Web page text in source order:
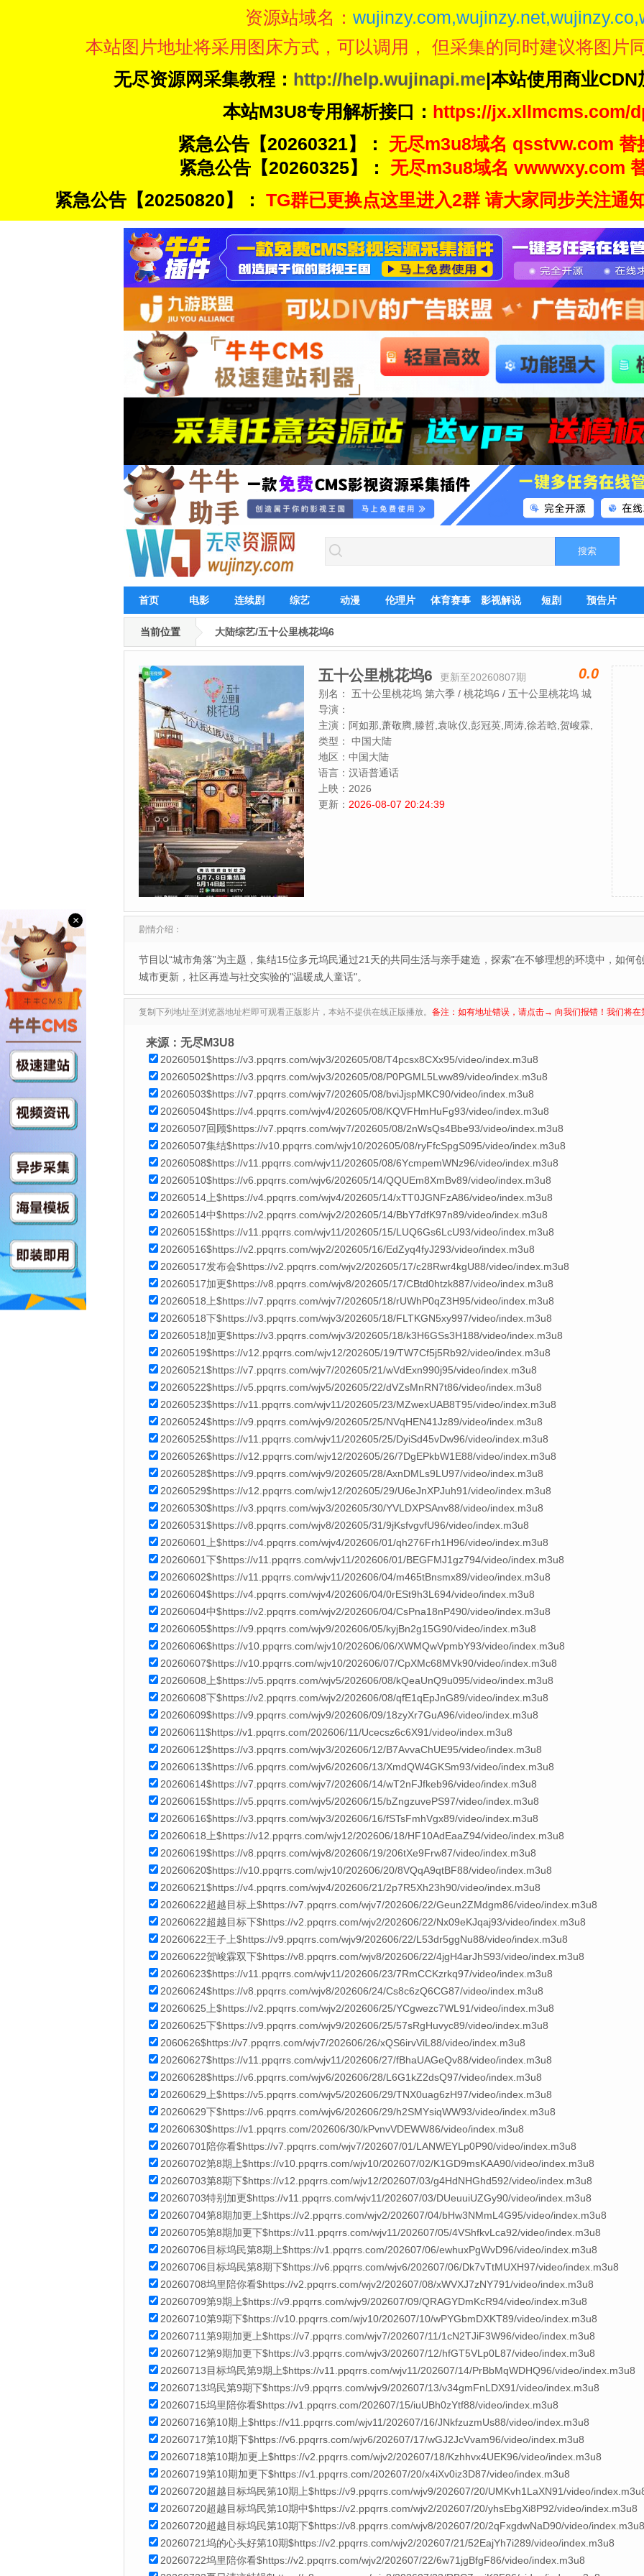
资源站域名：
本站图片地址将采用图床方式，可以调用， 但采集的同时建议将图片
无尽资源网采集教程： http://help.wujinapi.me|本站使用商业
本站M3U8专用解析接口： https://jx.xllmcms.com/
紧急公告【20260321】：
无尽m3u8域名 qsstvw.com
紧急公告【20260325】：
无尽m3u8域名 vwwwxy.com
紧急公告【20250820】：
TG群已更换点这里进入2群 请大家同步关注通
首页 电影 连续剧 综艺 动漫 伦理片 体育赛事 影视解说 短剧 预告片
当前位置 大陆综艺/五十公里桃花坞6
五十公里桃花坞6 更新至20260807期 0.0
别名：
五十公里桃花坞 第六季 / 桃花坞6 / 五十公里桃花坞 城
市角落
导演：
主演： 阿如那,萧敬腾,滕哲,袁咏仪,彭冠英,周涛,徐若晗,贺峻霖,
李雪琴,王子奇,陈鑫海,方媛,徐志胜,李嘉琦,庾恩利
类型：
中国大陆
地区： 中国大陆
语言： 汉语普通话
上映： 2026
更新： 2026-08-07 20:24:39
剧情介绍：
节目以“城市角落”为主题，集结15位多元坞民通过21天的共同生活与亲手建造，探索"在不够理想的环境中，如何
城市更新，社区再造与社交实验的"温暖成人童话"。
复制下列地址至浏览器地址栏即可观看正版影片，本站不提供在线正版播放。 备注：如有地址错误，请点击→ 向我们报错！我们将在
来源：无尽M3U8
20260501$https://v3.ppqrrs.com/wjv3/202605/08/T4pcsx8CXx95/video/index.m3u8
20260502$https://v3.ppqrrs.com/wjv3/202605/08/P0PGML5Lww89/video/index.m3u8
20260503$https://v7.ppqrrs.com/wjv7/202605/08/bviJjspMKC90/video/index.m3u8
20260504$https://v4.ppqrrs.com/wjv4/202605/08/KQVFHmHuFg93/video/index.m3u8
20260507回顾$https://v7.ppqrrs.com/wjv7/202605/08/2nWsQs4Bbe93/video/index.m3u8
20260507集结$https://v10.ppqrrs.com/wjv10/202605/08/ryFfcSpgS095/video/index.m3u8
20260508$https://v11.ppqrrs.com/wjv11/202605/08/6YcmpemWNz96/video/index.m3u8
20260510$https://v6.ppqrrs.com/wjv6/202605/14/QQUEm8XmBv89/video/index.m3u8
20260514上$https://v4.ppqrrs.com/wjv4/202605/14/xTT0JGNFzA86/video/index.m3u8
20260514中$https://v2.ppqrrs.com/wjv2/202605/14/BbY7dfK97n89/video/index.m3u8
20260515$https://v11.ppqrrs.com/wjv11/202605/15/LUQ6Gs6LcU93/video/index.m3u8
20260516$https://v2.ppqrrs.com/wjv2/202605/16/EdZyq4fyJ293/video/index.m3u8
20260517发布会$https://v2.ppqrrs.com/wjv2/202605/17/c28Rwr4kgU88/video/index.m3u8
20260517加更$https://v8.ppqrrs.com/wjv8/202605/17/CBtd0htzk887/video/index.m3u8
20260518上$https://v7.ppqrrs.com/wjv7/202605/18/rUWhP0qZ3H95/video/index.m3u8
20260518下$https://v3.ppqrrs.com/wjv3/202605/18/FLTKGN5xy997/video/index.m3u8
20260518加更$https://v3.ppqrrs.com/wjv3/202605/18/k3H6GSs3H188/video/index.m3u8
20260519$https://v12.ppqrrs.com/wjv12/202605/19/TW7Cf5j5Rb92/video/index.m3u8
20260521$https://v7.ppqrrs.com/wjv7/202605/21/wVdExn990j95/video/index.m3u8
20260522$https://v5.ppqrrs.com/wjv5/202605/22/dVZsMnRN7t86/video/index.m3u8
20260523$https://v11.ppqrrs.com/wjv11/202605/23/MZwexUAB8T95/video/index.m3u8
20260524$https://v9.ppqrrs.com/wjv9/202605/25/NVqHEN41Jz89/video/index.m3u8
20260525$https://v11.ppqrrs.com/wjv11/202605/25/DyiSd45vDw96/video/index.m3u8
20260526$https://v12.ppqrrs.com/wjv12/202605/26/7DgEPkbW1E88/video/index.m3u8
20260528$https://v9.ppqrrs.com/wjv9/202605/28/AxnDMLs9LU97/video/index.m3u8
20260529$https://v12.ppqrrs.com/wjv12/202605/29/U6eJnXPJuh91/video/index.m3u8
20260530$https://v3.ppqrrs.com/wjv3/202605/30/YVLDXPSAnv88/video/index.m3u8
20260531$https://v8.ppqrrs.com/wjv8/202605/31/9jKsfvgvfU96/video/index.m3u8
20260601上$https://v4.ppqrrs.com/wjv4/202606/01/qh276Frh1H96/video/index.m3u8
20260601下$https://v11.ppqrrs.com/wjv11/202606/01/BEGFMJ1gz794/video/index.m3u8
20260602$https://v11.ppqrrs.com/wjv11/202606/04/m465tBnsmx89/video/index.m3u8
20260604$https://v4.ppqrrs.com/wjv4/202606/04/0rESt9h3L694/video/index.m3u8
20260604中$https://v2.ppqrrs.com/wjv2/202606/04/CsPna18nP490/video/index.m3u8
20260605$https://v9.ppqrrs.com/wjv9/202606/05/kyjBn2g15G90/video/index.m3u8
20260606$https://v10.ppqrrs.com/wjv10/202606/06/XWMQwVpmbY93/video/index.m3u8
20260607$https://v10.ppqrrs.com/wjv10/202606/07/CpXMc68MVk90/video/index.m3u8
20260608上$https://v5.ppqrrs.com/wjv5/202606/08/kQeaUnQ9u095/video/index.m3u8
20260608下$https://v2.ppqrrs.com/wjv2/202606/08/qfE1qEpJnG89/video/index.m3u8
20260609$https://v9.ppqrrs.com/wjv9/202606/09/18zyXr7GuA96/video/index.m3u8
20260611$https://v1.ppqrrs.com/202606/11/Ucecsz6c6X91/video/index.m3u8
20260612$https://v3.ppqrrs.com/wjv3/202606/12/B7AvvaChUE95/video/index.m3u8
20260613$https://v6.ppqrrs.com/wjv6/202606/13/XmdQW4GKSm93/video/index.m3u8
20260614$https://v7.ppqrrs.com/wjv7/202606/14/wT2nFJfkeb96/video/index.m3u8
20260615$https://v5.ppqrrs.com/wjv5/202606/15/bZngzuvePS97/video/index.m3u8
20260616$https://v3.ppqrrs.com/wjv3/202606/16/fSTsFmhVgx89/video/index.m3u8
20260618上$https://v12.ppqrrs.com/wjv12/202606/18/HF10AdEaaZ94/video/index.m3u8
20260619$https://v8.ppqrrs.com/wjv8/202606/19/206tXe9Frw87/video/index.m3u8
20260620$https://v10.ppqrrs.com/wjv10/202606/20/8VQqA9qtBF88/video/index.m3u8
20260621$https://v4.ppqrrs.com/wjv4/202606/21/2p7R5Xh23h90/video/index.m3u8
20260622超越目标上$https://v7.ppqrrs.com/wjv7/202606/22/Geun2ZMdgm86/video/index.m3u8
20260622超越目标下$https://v2.ppqrrs.com/wjv2/202606/22/Nx09eKJqaj93/video/index.m3u8
20260622王子上$https://v9.ppqrrs.com/wjv9/202606/22/L53dr5ggNu88/video/index.m3u8
20260622贺峻霖双下$https://v8.ppqrrs.com/wjv8/202606/22/4jgH4arJhS93/video/index.m3u8
20260623$https://v11.ppqrrs.com/wjv11/202606/23/7RmCCKzrkq97/video/index.m3u8
20260624$https://v8.ppqrrs.com/wjv8/202606/24/Cs8c6zQ6CG87/video/index.m3u8
20260625上$https://v2.ppqrrs.com/wjv2/202606/25/YCgwezc7WL91/video/index.m3u8
20260625下$https://v9.ppqrrs.com/wjv9/202606/25/57sRgHuvyc89/video/index.m3u8
2060626$https://v7.ppqrrs.com/wjv7/202606/26/xQS6irvViL88/video/index.m3u8
20260627$https://v11.ppqrrs.com/wjv11/202606/27/fBhaUAGeQv88/video/index.m3u8
20260628$https://v6.ppqrrs.com/wjv6/202606/28/L6G1kZ2dsQ97/video/index.m3u8
20260629上$https://v5.ppqrrs.com/wjv5/202606/29/TNX0uag6zH97/video/index.m3u8
20260629下$https://v6.ppqrrs.com/wjv6/202606/29/h2SMYsiqWW93/video/index.m3u8
20260630$https://v1.ppqrrs.com/202606/30/kPvnvVDEWW86/video/index.m3u8
20260701陪你看$https://v7.ppqrrs.com/wjv7/202607/01/LANWEYLp0P90/video/index.m3u8
20260702第8期上$https://v10.ppqrrs.com/wjv10/202607/02/K1GD9msKAA90/video/index.m3u8
20260703第8期下$https://v12.ppqrrs.com/wjv12/202607/03/g4HdNHGhd592/video/index.m3u8
20260703特别加更$https://v11.ppqrrs.com/wjv11/202607/03/DUeuuiUZGy90/video/index.m3u8
20260704第8期加更上$https://v2.ppqrrs.com/wjv2/202607/04/bHw3NMmL4G95/video/index.m3u8
20260705第8期加更下$https://v11.ppqrrs.com/wjv11/202607/05/4VShfkvLca92/video/index.m3u8
20260706目标坞民第8期上$https://v1.ppqrrs.com/202607/06/ewhuxPgWvD96/video/index.m3u8
20260706目标坞民第8期下$https://v6.ppqrrs.com/wjv6/202607/06/Dk7vTtMUXH97/video/index.m3u8
20260708坞里陪你看$https://v2.ppqrrs.com/wjv2/202607/08/xWVXJ7zNY791/video/index.m3u8
20260709第9期上$https://v9.ppqrrs.com/wjv9/202607/09/QRAGYDmKcR94/video/index.m3u8
20260710第9期下$https://v10.ppqrrs.com/wjv10/202607/10/wPYGbmDXKT89/video/index.m3u8
20260711第9期加更上$https://v7.ppqrrs.com/wjv7/202607/11/1cN2TJiF3W96/video/index.m3u8
20260712第9期加更下$https://v3.ppqrrs.com/wjv3/202607/12/hfGT5VLp0L87/video/index.m3u8
20260713目标坞民第9期上$https://v11.ppqrrs.com/wjv11/202607/14/PrBbMqWDHQ96/video/index.m3u8
20260713坞民第9期下$https://v9.ppqrrs.com/wjv9/202607/13/v34gmFnLDX91/video/index.m3u8
20260715坞里陪你看$https://v1.ppqrrs.com/202607/15/iuUBh0zYtf88/video/index.m3u8
20260716第10期上$https://v11.ppqrrs.com/wjv11/202607/16/JNkfzuzmUs88/video/index.m3u8
20260717第10期下$https://v6.ppqrrs.com/wjv6/202607/17/wGJ2JcVvam96/video/index.m3u8
20260718第10期加更上$https://v2.ppqrrs.com/wjv2/202607/18/Kzhhvx4UEK96/video/index.m3u8
20260719第10期加更下$https://v1.ppqrrs.com/202607/20/x4iXv0iz3D87/video/index.m3u8
20260720超越目标坞民第10期上$https://v9.ppqrrs.com/wjv9/202607/20/UMKvh1LaXN91/video/
20260720超越目标坞民第10期中$https://v2.ppqrrs.com/wjv2/202607/20/yhsEbgXi8P92/video/index.m3u8
20260720超越目标坞民第10期下$https://v8.ppqrrs.com/wjv8/202607/20/2qFxgdwNaD90/video/index.m3u8
20260721坞的心头好第10期$https://v2.ppqrrs.com/wjv2/202607/21/52EajYh7i289/video/index.m3u8
20260722坞里陪你看$https://v2.ppqrrs.com/wjv2/202607/22/6w71jgBfgF86/video/index.m3u8
×